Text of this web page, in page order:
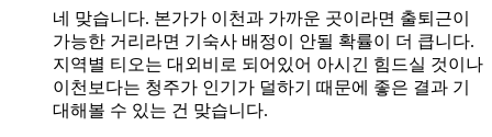
네 맞습니다. 본가가 이천과 가까운 곳이라면 출퇴근이
가능한 거리라면 기숙사 배정이 안될 확률이 더 큽니다.
지역별 티오는 대외비로 되어있어 아시긴 힘드실 것이나
이천보다는 청주가 인기가 덜하기 때문에 좋은 결과 기
대해볼 수 있는 건 맞습니다.